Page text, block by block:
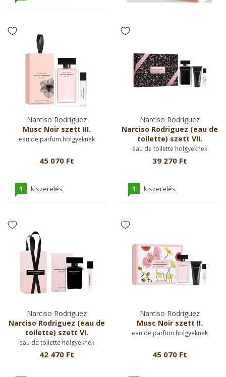
Narciso Rodriguez
Musc Noir szett III.
eau de parfum hölgyeknek
45 070 Ft
1 kiszerelés
Narciso Rodriguez
Narciso Rodriguez (eau de
toilette) szett VII.
eau de toilette hölgyeknek
39 270 Ft
1 kiszerelés
Narciso Rodriguez
Narciso Rodriguez (eau de
toilette) szett VI.
eau de toilette hölgyeknek
42 470 Ft
Narciso Rodriguez
Musc Noir szett II.
eau de parfum hölgyeknek
45 070 Ft